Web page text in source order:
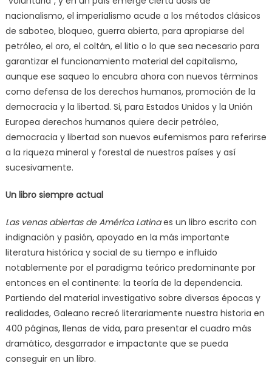
nacionalismo, el imperialismo acude a los métodos clásicos
de saboteo, bloqueo, guerra abierta, para apropiarse del
petróleo, el oro, el coltán, el litio o lo que sea necesario para
garantizar el funcionamiento material del capitalismo,
aunque ese saqueo lo encubra ahora con nuevos términos
como defensa de los derechos humanos, promoción de la
democracia y la libertad. Si, para Estados Unidos y la Unión
Europea derechos humanos quiere decir petróleo,
democracia y libertad son nuevos eufemismos para referirse
a la riqueza mineral y forestal de nuestros países y así
sucesivamente.
Un libro siempre actual
Las venas abiertas de América Latinaes un libro escrito con
indignación y pasión, apoyado en la más importante
literatura histórica y social de su tiempo e influido
notablemente por el paradigma teórico predominante por
entonces en el continente: la teoría de la dependencia.
Partiendo del material investigativo sobre diversas épocas y
realidades, Galeano recreó literariamente nuestra historia en
400 páginas, llenas de vida, para presentar el cuadro más
dramático, desgarrador e impactante que se pueda
conseguir en un libro.